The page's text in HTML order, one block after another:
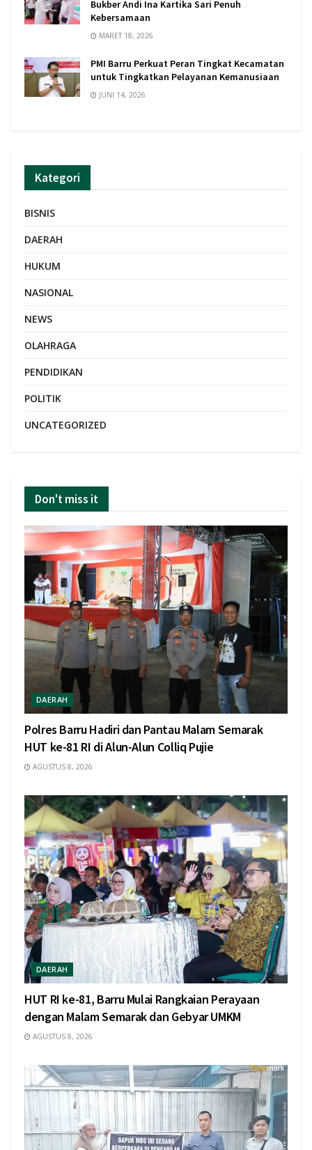
Bukber Andi Ina Kartika Sari Penuh
Kebersamaan
MARET 18, 2026
PMI Barru Perkuat Peran Tingkat Kecamatan
untuk Tingkatkan Pelayanan Kemanusiaan
JUNI 14, 2026
Kategori
BISNIS
DAERAH
HUKUM
NASIONAL
NEWS
OLAHRAGA
PENDIDIKAN
POLITIK
UNCATEGORIZED
Don't miss it
DAERAH
Polres Barru Hadiri dan Pantau Malam Semarak
HUT ke-81 RI di Alun-Alun Colliq Pujie
AGUSTUS 8, 2026
DAERAH
HUT RI ke-81, Barru Mulai Rangkaian Perayaan
dengan Malam Semarak dan Gebyar UMKM
AGUSTUS 8, 2026